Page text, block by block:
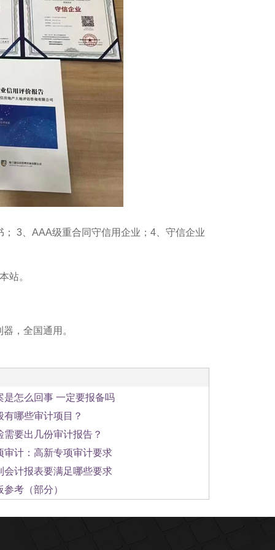
2 3
3、AAA级重合同守信用企业；4、守信企业
站。
，全国通用。
是怎么回事 一定要报备吗
有哪些审计项目？
需要出几份审计报告？
审计：高新专项审计要求
会计报表要满足哪些要求
考（部分）